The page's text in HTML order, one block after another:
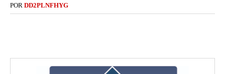
POR DD2PLNFHYG